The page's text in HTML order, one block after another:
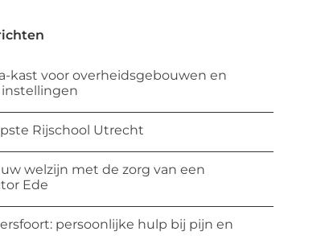
kast voor overheidsgebouwen en
Rijschool Utrecht
welzijn met de zorg van een
Ede
persoonlijke hulp bij pijn en